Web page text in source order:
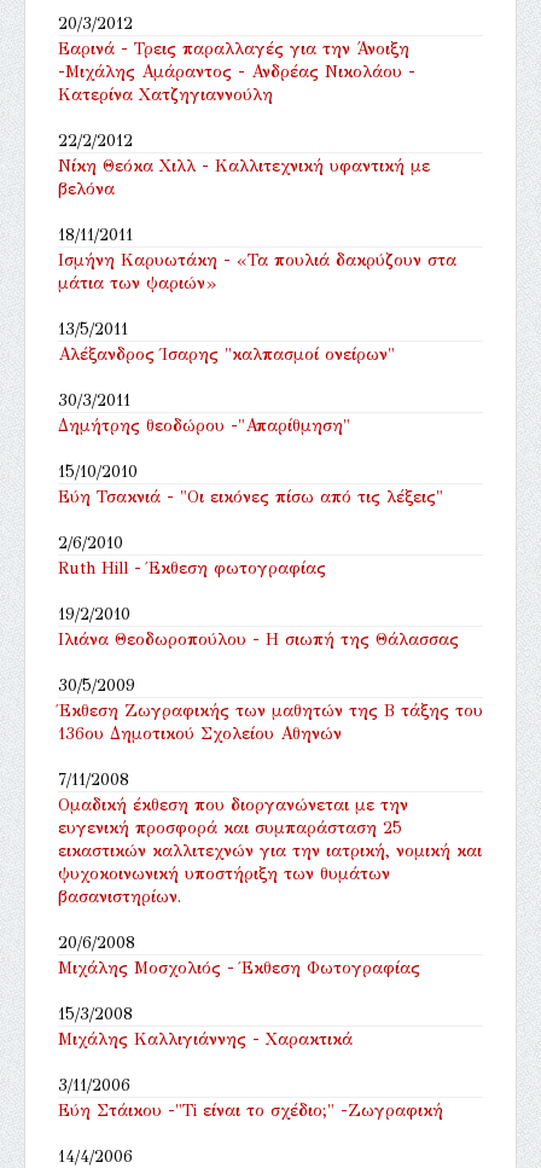
20/3/2012
Εαρινά - Τρεις παραλλαγές για την Άνοιξη
-Μιχάλης Αμάραντος - Ανδρέας Νικολάου -
Κατερίνα Χατζηγιαννούλη
22/2/2012
Νίκη Θεόκα Χιλλ - Καλλιτεχνική υφαντική με
βελόνα
18/11/2011
Ισμήνη Καρυωτάκη - «Τα πουλιά δακρύζουν στα
μάτια των ψαριών»
13/5/2011
Αλέξανδρος Ίσαρης "καλπασμοί ονείρων"
30/3/2011
Δημήτρης θεοδώρου -"Απαρίθμηση"
15/10/2010
Εύη Τσακνιά - "Οι εικόνες πίσω από τις λέξεις"
2/6/2010
Ruth Hill - Έκθεση φωτογραφίας
19/2/2010
Ιλιάνα Θεοδωροπούλου - Η σιωπή της Θάλασσας
30/5/2009
Έκθεση Ζωγραφικής των μαθητών της Β τάξης του
136ου Δημοτικού Σχολείου Αθηνών
7/11/2008
Ομαδική έκθεση που διοργανώνεται με την
ευγενική προσφορά και συμπαράσταση 25
εικαστικών καλλιτεχνών για την ιατρική, νομική και
ψυχοκοινωνική υποστήριξη των θυμάτων
βασανιστηρίων.
20/6/2008
Μιχάλης Μοσχολιός - Έκθεση Φωτογραφίας
15/3/2008
Μιχάλης Καλλιγιάννης - Χαρακτικά
3/11/2006
Εύη Στάικου -"Τi είναι το σχέδιο;" -Zωγραφική
14/4/2006